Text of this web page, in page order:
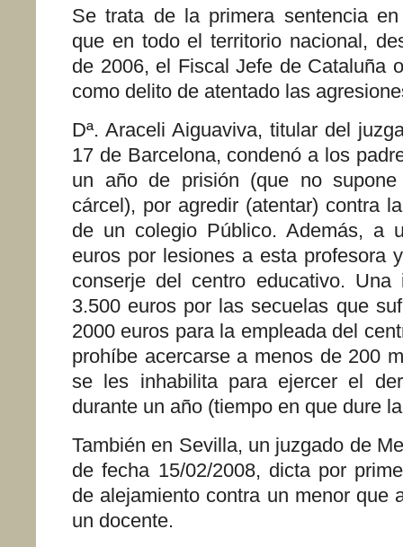
Se trata de la primera sentencia
que en todo el territorio nacional,
de 2006, el Fiscal Jefe de Cataluña
como delito de atentado las
Dª. Araceli Aiguaviva, titular del
17 de Barcelona, condenó a los
un año de prisión (que no
cárcel), por agredir (atentar) contra
de un colegio Público. Además, a
euros por lesiones a esta profesora
conserje del centro educativo. Una
3.500 euros por las secuelas que
2000 euros para la empleada del
prohíbe acercarse a menos de 200
se les inhabilita para ejercer el
durante un año (tiempo en que dure
También en Sevilla, un juzgado de
de fecha 15/02/2008, dicta por
de alejamiento contra un menor que
un docente.